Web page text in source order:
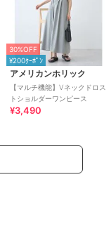
30%OFF
¥200ｸｰﾎﾟﾝ
アメリカンホリック
【マルチ機能】Vネックドロス
トショルダーワンピース
¥3,490